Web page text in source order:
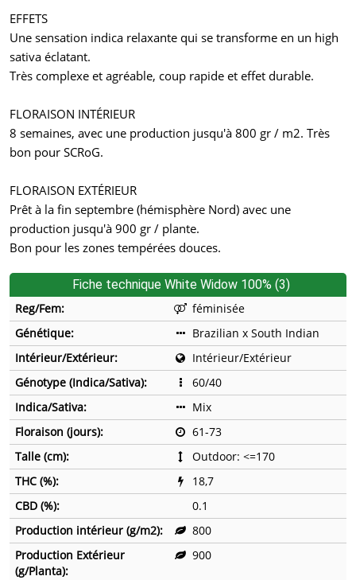
EFFETS
Une sensation indica relaxante qui se transforme en un high
sativa éclatant.
Très complexe et agréable, coup rapide et effet durable.
FLORAISON INTÉRIEUR
8 semaines, avec une production jusqu'à 800 gr / m2. Très
bon pour SCRoG.
FLORAISON EXTÉRIEUR
Prêt à la fin septembre (hémisphère Nord) avec une
production jusqu'à 900 gr / plante.
Bon pour les zones tempérées douces.
Fiche technique White Widow 100% (3)
Reg/Fem:
féminisée
Génétique:
Brazilian x South Indian
Intérieur/Extérieur:
Intérieur/Extérieur
Génotype (Indica/Sativa):
60/40
Indica/Sativa:
Mix
Floraison (jours):
61-73
Talle (cm):
Outdoor: <=170
THC (%):
18,7
CBD (%):
0.1
Production intérieur (g/m2):
800
Production Extérieur
(g/Planta):
900